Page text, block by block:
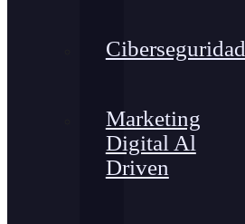
Ciberseguridad
Marketing
Digital Al
Driven